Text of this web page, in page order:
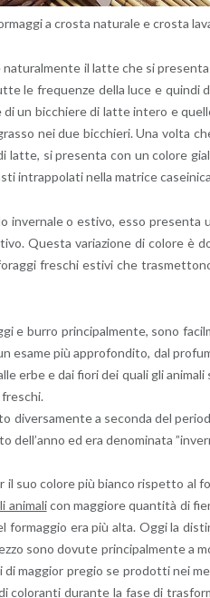
a cro­sta na­tu­ra­le e cro­sta
il latte che si
fre­quen­ze della luce e quin­di
un bic­chie­re di latte in­te­ro e
nei due bic­chie­ri. Una volta
latte, si pre­sen­ta con un co­lo­re
in­trap­po­la­ti nella ma­tri­ce
o esti­vo, esso pre­sen­ta
Que­sta va­ria­zio­ne di co­lo­re è
fre­schi esti­vi che
e burro prin­ci­pal­men­te, sono
esame più ap­pro­fon­di­to, dal
erbe e dai fiori dei quali gli
di­ver­sa­men­te a se­con­da del
ed era de­no­mi­na­ta
suo co­lo­re più bian­co ri­spet­to al
ani­ma­licon mag­gio­re quan­ti­tà di
for­mag­gio era più alta. Oggi la
sono do­vu­te prin­ci­pal­men­te a
mag­gior pre­gio se pro­dot­ti nei
co­lo­ran­ti du­ran­te la fase di